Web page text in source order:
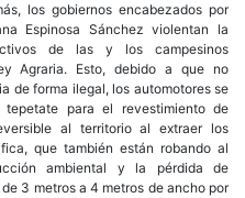
los gobiernos encabezados por
Espinosa Sánchez violentan la
de las y los campesinos
Agraria. Esto, debido a que no
de forma ilegal, los automotores se
tepetate para el revestimiento de
al territorio al extraer los
que también están robando al
ambiental y la pérdida de
3 metros a 4 metros de ancho por